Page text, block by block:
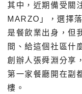
其中，近期備受關
MARZO」，選擇
是餐飲業出身，但
間、給這個社區什
創辦人張舜淵分享
第一家餐廳開在副
樓。